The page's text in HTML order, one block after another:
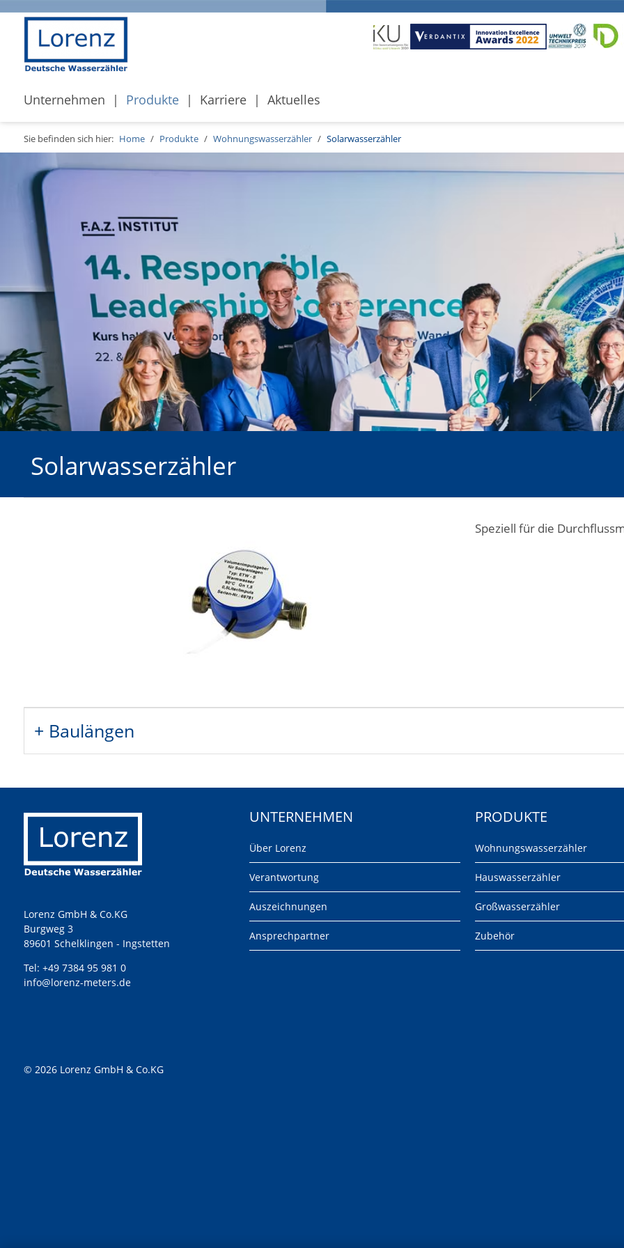
Unternehmen Produkte Karriere Aktuelles
Sie befinden sich hier: Home / Produkte / Wohnungswasserzähler / Solarwasserzähler
Solarwasserzähler
Speziell für die
+ Baulängen
Lorenz GmbH & Co.KG
Burgweg 3
89601 Schelklingen - Ingstetten
Tel: +49 7384 95 981 0
info@lorenz-meters.de
UNTERNEHMEN
Über Lorenz
Verantwortung
Auszeichnungen
Ansprechpartner
PRODUKTE
Wohnungswasserzähler
Hauswasserzähler
Großwasserzähler
Zubehör
© 2026 Lorenz GmbH & Co.KG